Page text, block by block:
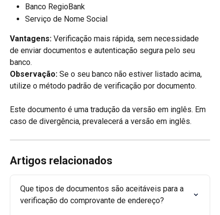
Banco RegioBank
Serviço de Nome Social
Vantagens: Verificação mais rápida, sem necessidade
de enviar documentos e autenticação segura pelo seu
banco.
Observação: Se o seu banco não estiver listado acima,
utilize o método padrão de verificação por documento.
Este documento é uma tradução da versão em inglês. Em
caso de divergência, prevalecerá a versão em inglês.
Artigos relacionados
Que tipos de documentos são aceitáveis para a
verificação do comprovante de endereço?